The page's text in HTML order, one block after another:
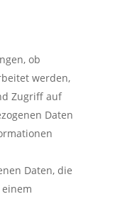
ob
werden,
Zugriff auf
Daten
Daten, die